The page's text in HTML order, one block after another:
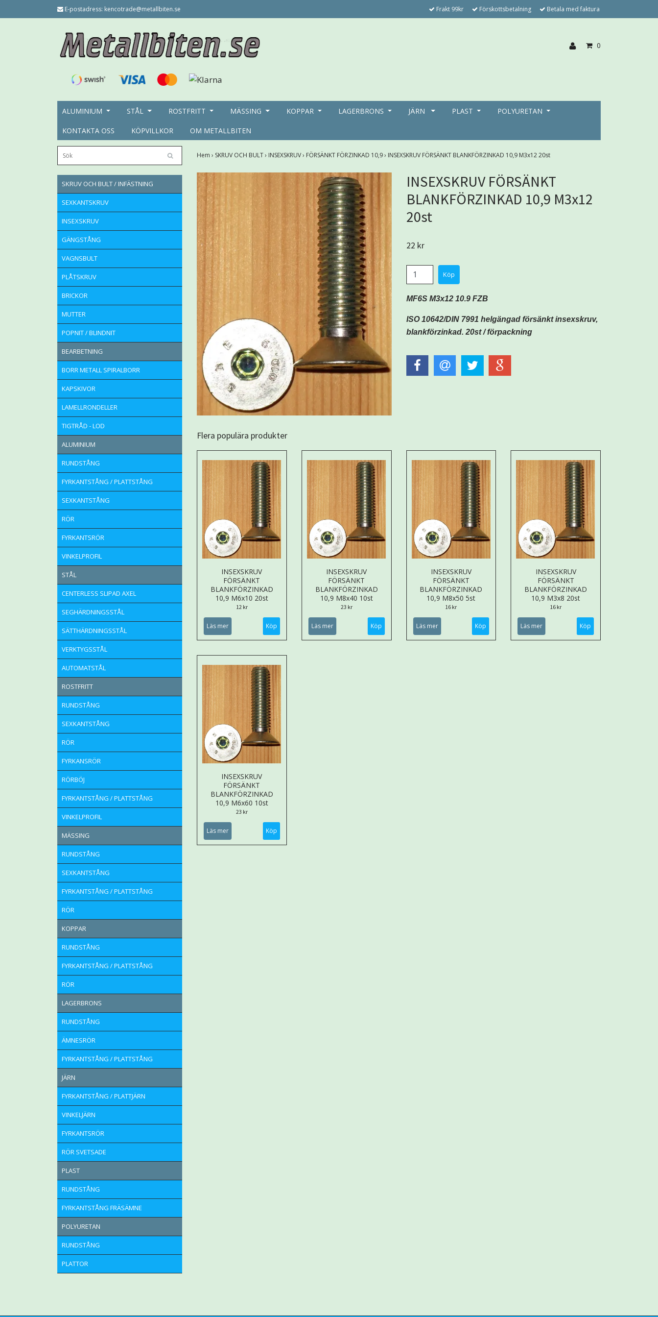
E-postadress: kencotrade@metallbiten.se Frakt 99kr Förskottsbetalning Betala med faktura
0
ALUMINIUM STÅL ROSTFRITT MÄSSING KOPPAR LAGERBRONS JÄRN PLAST POLYURETAN
KONTAKTA OSS KÖPVILLKOR OM METALLBITEN
SKRUV OCH BULT / INFÄSTNING
SEXKANTSKRUV
INSEXSKRUV
GÄNGSTÅNG
VAGNSBULT
PLÅTSKRUV
BRICKOR
MUTTER
POPNIT / BLINDNIT
BEARBETNING
BORR METALL SPIRALBORR
KAPSKIVOR
LAMELLRONDELLER
TIGTRÅD - LOD
ALUMINIUM
RUNDSTÅNG
FYRKANTSTÅNG / PLATTSTÅNG
SEXKANTSTÅNG
RÖR
FYRKANTSRÖR
VINKELPROFIL
STÅL
CENTERLESS SLIPAD AXEL
SEGHÄRDNINGSSTÅL
SÄTTHÄRDNINGSSTÅL
VERKTYGSSTÅL
AUTOMATSTÅL
ROSTFRITT
RUNDSTÅNG
SEXKANTSTÅNG
RÖR
FYRKANSRÖR
RÖRBÖJ
FYRKANTSTÅNG / PLATTSTÅNG
VINKELPROFIL
MÄSSING
RUNDSTÅNG
SEXKANTSTÅNG
FYRKANTSTÅNG / PLATTSTÅNG
RÖR
KOPPAR
RUNDSTÅNG
FYRKANTSTÅNG / PLATTSTÅNG
RÖR
LAGERBRONS
RUNDSTÅNG
ÄMNESRÖR
FYRKANTSTÅNG / PLATTSTÅNG
JÄRN
FYRKANTSTÅNG / PLATTJÄRN
VINKELJÄRN
FYRKANTSRÖR
RÖR SVETSADE
PLAST
RUNDSTÅNG
FYRKANTSTÅNG FRÄSÄMNE
POLYURETAN
RUNDSTÅNG
PLATTOR
Hem › SKRUV OCH BULT› INSEXSKRUV› FÖRSÄNKT FÖRZINKAD 10,9› INSEXSKRUV FÖRSÄNKT BLANKFÖRZINKAD 10,9 M3x12 20st
INSEXSKRUV FÖRSÄNKT
BLANKFÖRZINKAD 10,9 M3x12
20st
22 kr
MF6S M3x12 10.9 FZB
ISO 10642/DIN 7991 helgängad försänkt insexskruv,
blankförzinkad. 20st /förpackning
Flera populära produkter
INSEXSKRUV
FÖRSÄNKT
BLANKFÖRZINKAD
10,9 M6x10 20st
12 kr
Läs mer
INSEXSKRUV
FÖRSÄNKT
BLANKFÖRZINKAD
10,9 M8x40 10st
23 kr
Läs mer
INSEXSKRUV
FÖRSÄNKT
BLANKFÖRZINKAD
10,9 M8x50 5st
16 kr
Läs mer
INSEXSKRUV
FÖRSÄNKT
BLANKFÖRZINKAD
10,9 M3x8 20st
16 kr
Läs mer
INSEXSKRUV
FÖRSÄNKT
BLANKFÖRZINKAD
10,9 M6x60 10st
23 kr
Läs mer